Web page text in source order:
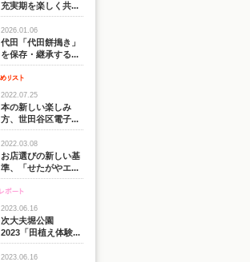
充実期を楽しく共...
2026.01.06
代田「代田餅搗き」
を保存・継承する...
2022.07.25
本の新しい楽しみ
方、世田谷区電子...
2022.03.08
お店選びの新しい基
準、「せたがやエ...
2023.06.16
次大夫堀公園
2023「田植え体験...
2023.06.16